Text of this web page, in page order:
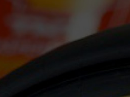
organi di collegamento.